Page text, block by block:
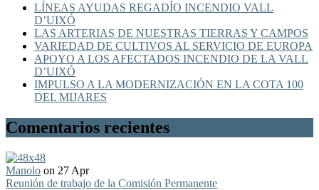
LÍNEAS AYUDAS REGADÍO INCENDIO VALL
D’UIXÓ
LAS ARTERIAS DE NUESTRAS TIERRAS Y CAMPOS
VARIEDAD DE CULTIVOS AL SERVICIO DE EUROPA
APOYO A LOS AFECTADOS INCENDIO DE LA VALL
D’UIXÓ
IMPULSO A LA MODERNIZACIÓN EN LA COTA 100
DEL MIJARES
Comentarios recientes
Manolo on 27 Apr
Reunión de trabajo de la Comisión Permanente